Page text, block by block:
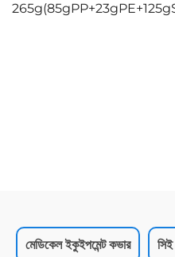
মেডিকেল ইকুইপমেন্ট কভার সিই